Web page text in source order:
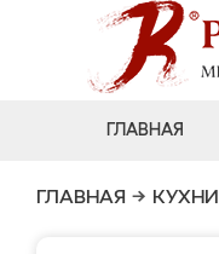
ГЛАВНАЯ
ГЛАВНАЯ → КУХНИ